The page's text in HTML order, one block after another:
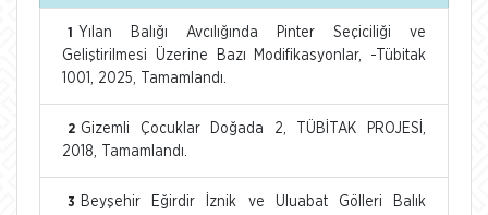
1
Yılan Balığı Avcılığında Pinter Seçiciliği ve
Geliştirilmesi Üzerine Bazı Modifikasyonlar, -Tübitak
1001, 2025, Tamamlandı.
2 Gizemli Çocuklar Doğada 2, TÜBİTAK PROJESİ,
2018, Tamamlandı.
3
Beyşehir Eğirdir İznik ve Uluabat Gölleri Balık